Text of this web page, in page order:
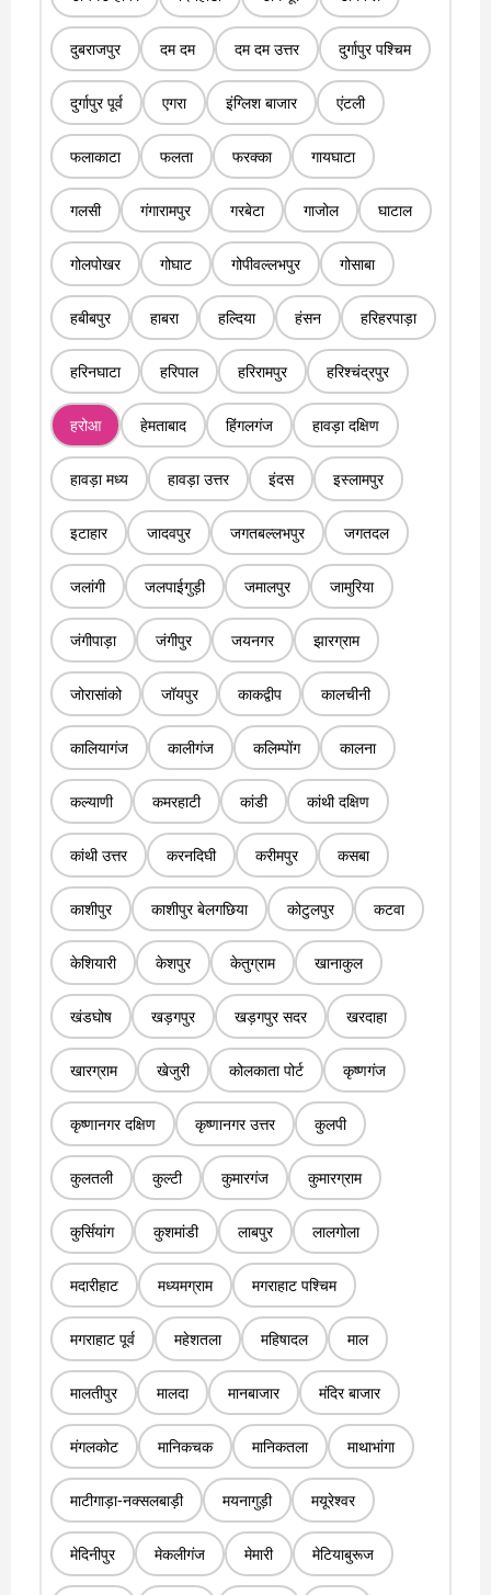
दुबराजपुर दम दम दम दम उत्तर दुर्गापुर पश्चिम
दुर्गापुर पूर्व एगरा इंग्लिश बाजार एंटली
फलाकाटा फलता फरक्का गायघाटा
गलसी गंगारामपुर गरबेटा गाजोल घाटाल
गोलपोखर गोघाट गोपीवल्लभपुर गोसाबा
हबीबपुर हाबरा हल्दिया हंसन हरिहरपाड़ा
हरिनघाटा हरिपाल हरिरामपुर हरिश्चंद्रपुर
हरोआ हेमताबाद हिंगलगंज हावड़ा दक्षिण
हावड़ा मध्य हावड़ा उत्तर इंदस इस्लामपुर
इटाहार जादवपुर जगतबल्लभपुर जगतदल
जलांगी जलपाईगुड़ी जमालपुर जामुरिया
जंगीपाड़ा जंगीपुर जयनगर झारग्राम
जोरासांको जॉयपुर काकद्वीप कालचीनी
कालियागंज कालीगंज कलिम्पोंग कालना
कल्याणी कमरहाटी कांडी कांथी दक्षिण
कांथी उत्तर करनदिघी करीमपुर कसबा
काशीपुर काशीपुर बेलगछिया कोटुलपुर कटवा
केशियारी केशपुर केतुग्राम खानाकुल
खंडघोष खड़गपुर खड़गपुर सदर खरदाहा
खारग्राम खेजुरी कोलकाता पोर्ट कृष्णगंज
कृष्णानगर दक्षिण कृष्णानगर उत्तर कुलपी
कुलतली कुल्टी कुमारगंज कुमारग्राम
कुर्सियांग कुशमांडी लाबपुर लालगोला
मदारीहाट मध्यमग्राम मगराहाट पश्चिम
मगराहाट पूर्व महेशतला महिषादल माल
मालतीपुर मालदा मानबाजार मंदिर बाजार
मंगलकोट मानिकचक मानिकतला माथाभांगा
माटीगाड़ा-नक्सलबाड़ी मयनागुड़ी मयूरेश्वर
मेदिनीपुर मेकलीगंज मेमारी मेटियाबुरूज